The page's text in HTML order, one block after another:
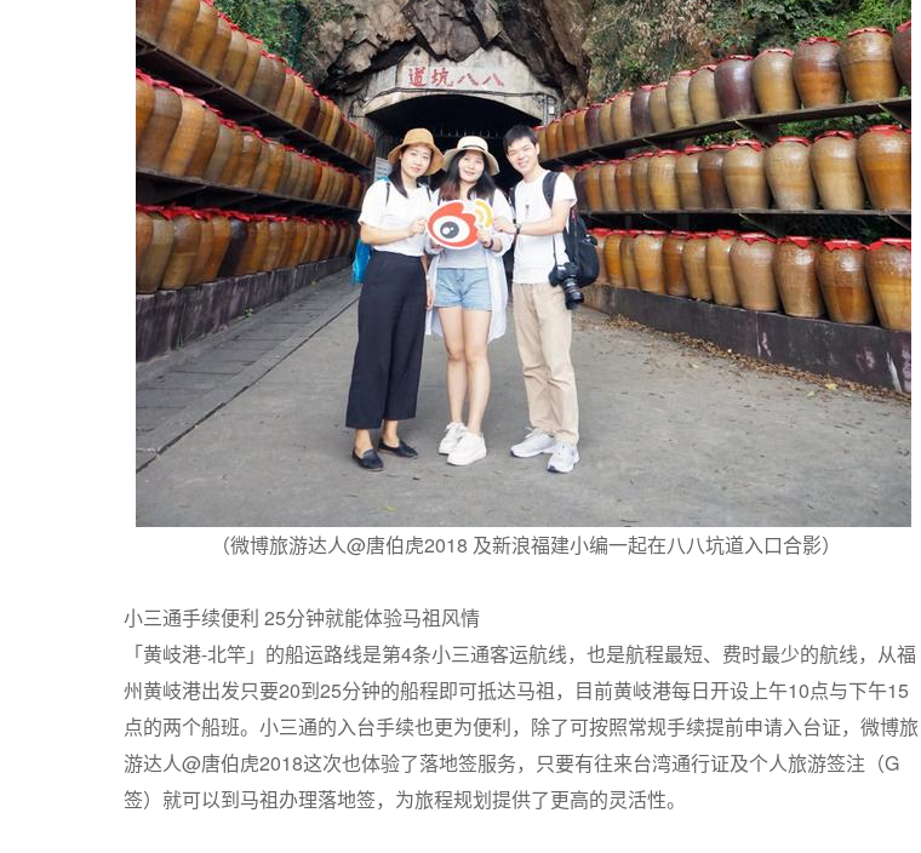
（微博旅游达人@唐伯虎2018 及新浪福建小编一起在八八坑道入口合影）
小三通手续便利 25分钟就能体验马祖风情
「黄岐港-北竿」的船运路线是第4条小三通客运航线，也是航程最短、费时最少的航线，从福
州黄岐港出发只要20到25分钟的船程即可抵达马祖，目前黄岐港每日开设上午10点与下午15
点的两个船班。小三通的入台手续也更为便利，除了可按照常规手续提前申请入台证，微博旅
游达人@唐伯虎2018这次也体验了落地签服务，只要有往来台湾通行证及个人旅游签注（G
签）就可以到马祖办理落地签，为旅程规划提供了更高的灵活性。